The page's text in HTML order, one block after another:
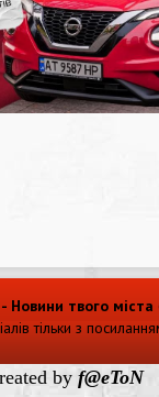
Новини твого міста
тільки з
by f@eToN